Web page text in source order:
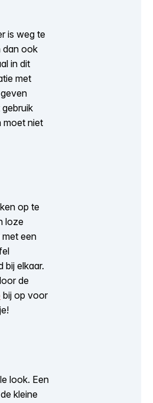
is weg te
dan ook
in dit
met
moet niet
op te
loze
een
bij elkaar.
de
bij op voor
look. Een
kleine